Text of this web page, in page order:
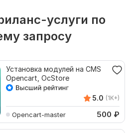
услуги по
запросу
Установка модулей на CMS
Opencart, OcStore
5.0 (1K+)
Opencart-master 500 ₽